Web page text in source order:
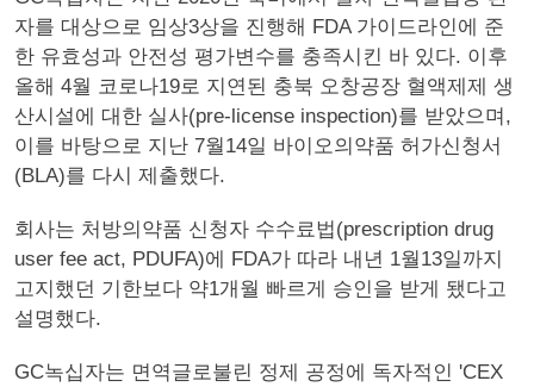
자를 대상으로 임상3상을 진행해 FDA 가이드라인에 준
한 유효성과 안전성 평가변수를 충족시킨 바 있다. 이후
올해 4월 코로나19로 지연된 충북 오창공장 혈액제제 생
산시설에 대한 실사(pre-license inspection)를 받았으며,
이를 바탕으로 지난 7월14일 바이오의약품 허가신청서
(BLA)를 다시 제출했다.
회사는 처방의약품 신청자 수수료법(prescription drug
user fee act, PDUFA)에 FDA가 따라 내년 1월13일까지
고지했던 기한보다 약1개월 빠르게 승인을 받게 됐다고
설명했다.
GC녹십자는 면역글로불린 정제 공정에 독자적인 'CEX